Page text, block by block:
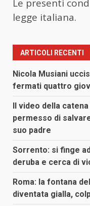
Le presenti
legge italiana.
ARTICOLI RECENTI
Nicola Musiani
fermati quattro
Il video della
permesso di
suo padre
Sorrento: si finge
deruba e cerca di
Roma: la fontana
diventata gialla,